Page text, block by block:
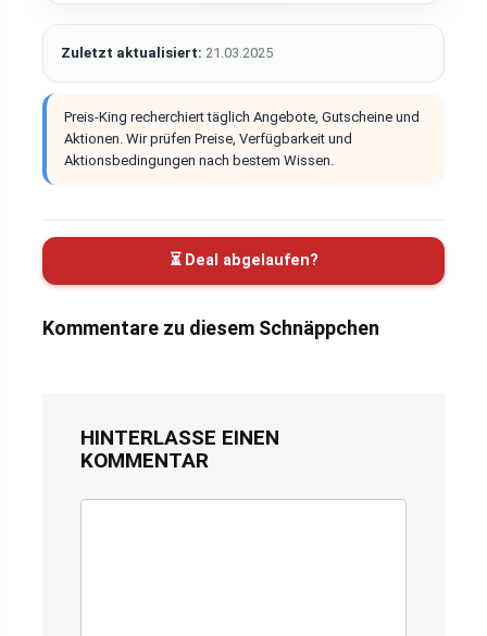
Zuletzt aktualisiert: 21.03.2025
Preis-King recherchiert täglich Angebote, Gutscheine und
Aktionen. Wir prüfen Preise, Verfügbarkeit und
Aktionsbedingungen nach bestem Wissen.
⏳ Deal abgelaufen?
Kommentare zu diesem Schnäppchen
HINTERLASSE EINEN
KOMMENTAR